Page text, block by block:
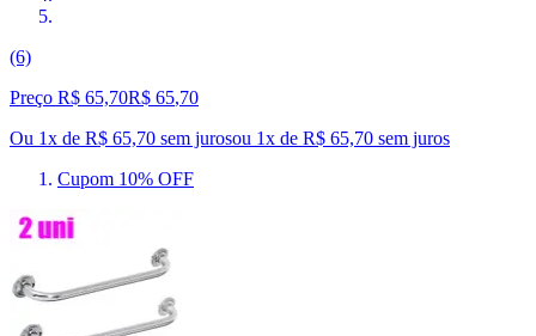
(6)
Preço R$ 65,70R$ 65,70
Ou 1x de R$ 65,70 sem jurosou 1x de R$ 65,70 sem juros
Cupom 10% OFF